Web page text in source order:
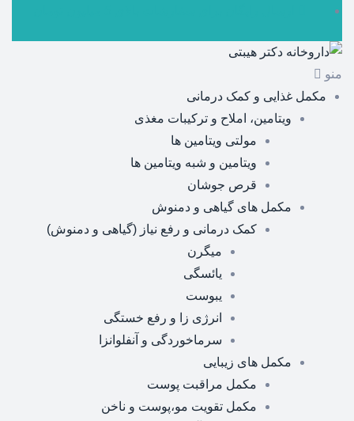
منو
مکمل غذایی و کمک درمانی
ویتامین، املاح و ترکیبات مغذی
مولتی ویتامین ها
ویتامین و شبه ویتامین ها
قرص جوشان
مکمل های گیاهی و دمنوش
کمک درمانی و رفع نیاز (گیاهی و دمنوش)
میگرن
یائسگی
یبوست
انرژی زا و رفع خستگی
سرماخوردگی و آنفلوانزا
مکمل های زیبایی
مکمل مراقبت پوست
مکمل تقویت مو،پوست و ناخن